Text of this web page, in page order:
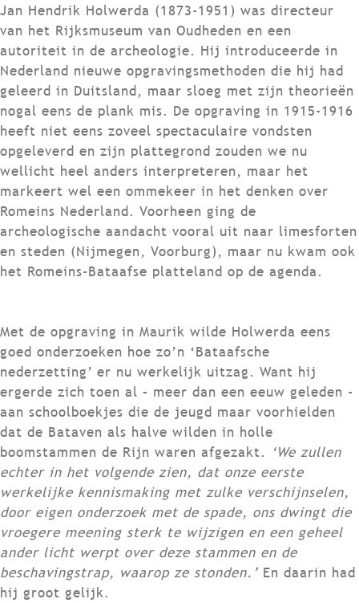
Jan Hendrik Holwerda (1873-1951) was directeur
van het Rijksmuseum van Oudheden en een
autoriteit in de archeologie. Hij introduceerde in
Nederland nieuwe opgravingsmethoden die hij had
geleerd in Duitsland, maar sloeg met zijn theorieën
nogal eens de plank mis. De opgraving in 1915-1916
heeft niet eens zoveel spectaculaire vondsten
opgeleverd en zijn plattegrond zouden we nu
wellicht heel anders interpreteren, maar het
markeert wel een ommekeer in het denken over
Romeins Nederland. Voorheen ging de
archeologische aandacht vooral uit naar limesforten
en steden (Nijmegen, Voorburg), maar nu kwam ook
het Romeins-Bataafse platteland op de agenda.
Met de opgraving in Maurik wilde Holwerda eens
goed onderzoeken hoe zo’n ‘Bataafsche
nederzetting’ er nu werkelijk uitzag. Want hij
ergerde zich toen al – meer dan een eeuw geleden -
aan schoolboekjes die de jeugd maar voorhielden
dat de Bataven als halve wilden in holle
boomstammen de Rijn waren afgezakt. ‘We zullen
echter in het volgende zien, dat onze eerste
werkelijke kennismaking met zulke verschijnselen,
door eigen onderzoek met de spade, ons dwingt die
vroegere meening sterk te wijzigen en een geheel
ander licht werpt over deze stammen en de
beschavingstrap, waarop ze stonden.’En daarin had
hij groot gelijk.